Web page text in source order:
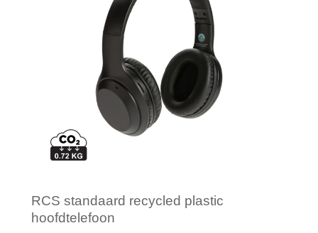
RCS standaard recycled plastic
hoofdtelefoon